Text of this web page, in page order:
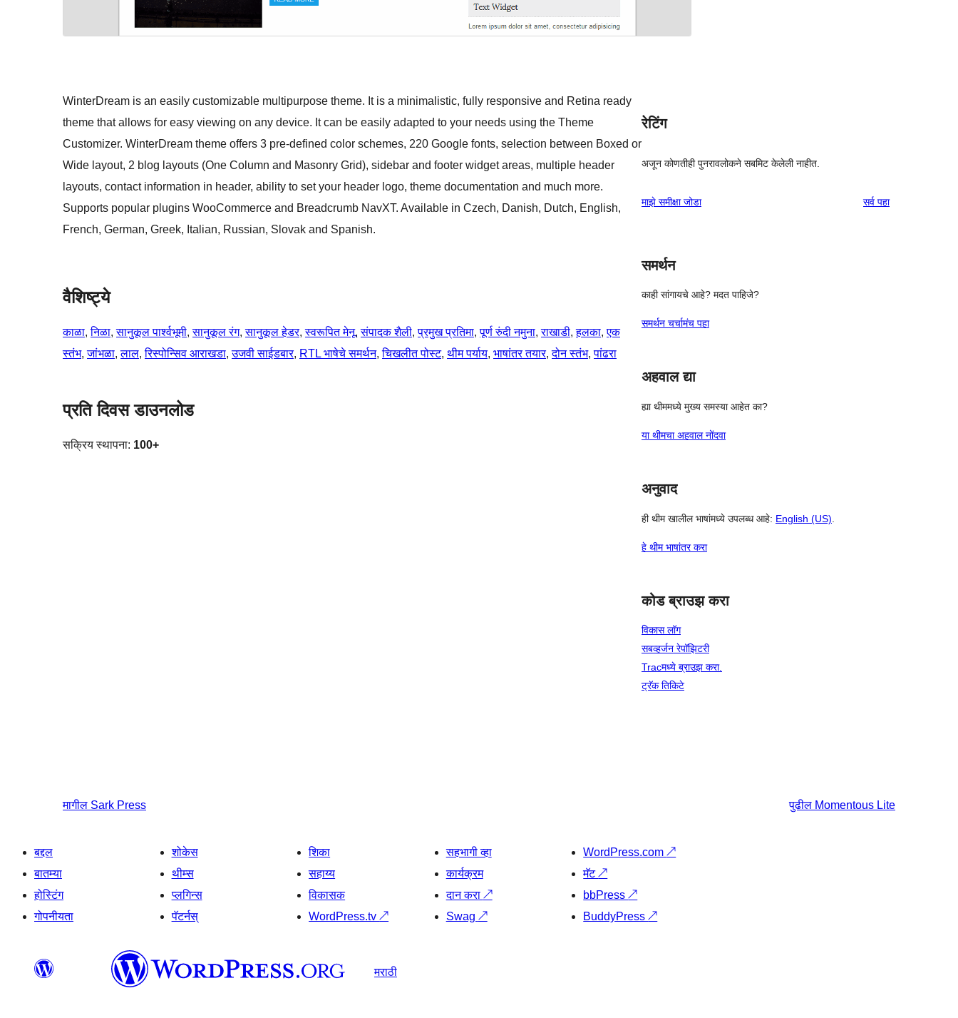
WinterDream is an easily customizable multipurpose theme. It is a minimalistic, fully responsive and Retina ready
theme that allows for easy viewing on any device. It can be easily adapted to your needs using the Theme
Customizer. WinterDream theme offers 3 pre-defined color schemes, 220 Google fonts, selection between Boxed or
Wide layout, 2 blog layouts (One Column and Masonry Grid), sidebar and footer widget areas, multiple header
layouts, contact information in header, ability to set your header logo, theme documentation and much more.
Supports popular plugins WooCommerce and Breadcrumb NavXT. Available in Czech, Danish, Dutch, English,
French, German, Greek, Italian, Russian, Slovak and Spanish.
वैशिष्ट्ये
काळा, निळा, सानुकूल पार्श्वभूमी, सानुकूल रंग, सानुकूल हेडर, स्वरूपित मेनू, संपादक शैली, प्रमुख प्रतिमा, पूर्ण रुंदी नमुना, राखाडी, हलका, एक
स्तंभ, जांभळा, लाल, रिस्पोन्सिव आराखडा, उजवी साईडबार, RTL भाषेचे समर्थन, चिखलीत पोस्ट, थीम पर्याय, भाषांतर तयार, दोन स्तंभ, पांढरा
प्रति दिवस डाउनलोड
सक्रिय स्थापना: 100+
रेटिंग
अजून कोणतीही पुनरावलोकने सबमिट केलेली नाहीत.
माझे समीक्षा जोडा सर्वपुनरावलोकने
पहा
समर्थन
काही सांगायचे आहे? मदत पाहिजे?
समर्थन चर्चामंच पहा
अहवाल द्या
ह्या थीममध्ये मुख्य समस्या आहेत का?
या थीमचा अहवाल नोंदवा
अनुवाद
ही थीम खालील भाषांमध्ये उपलब्ध आहे: English (US)
हे थीम भाषांतर करा
कोड ब्राउझ करा
विकास लॉग
सबव्हर्जन रेपॉझिटरी
Tracमध्ये ब्राउझ करा.
ट्रॅक तिकिटे
मागील Sark Press पुढील Momentous Lite
बद्दल
बातम्या
होस्टिंग
गोपनीयता
शोकेस
थीम्स
प्लगिन्स
पॅटर्नस्
शिका
सहाय्य
विकासक
WordPress.tv↗
सहभागी व्हा
कार्यक्रम
दान करा ↗
Swag ↗
WordPress.com↗
मॅट↗
bbPress↗
BuddyPress↗
मराठी